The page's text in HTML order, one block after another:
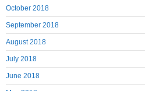
October 2018
September 2018
August 2018
July 2018
June 2018